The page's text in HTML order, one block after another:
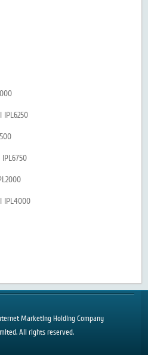
IPL4000
Marketing Holding Company
All rights reserved.